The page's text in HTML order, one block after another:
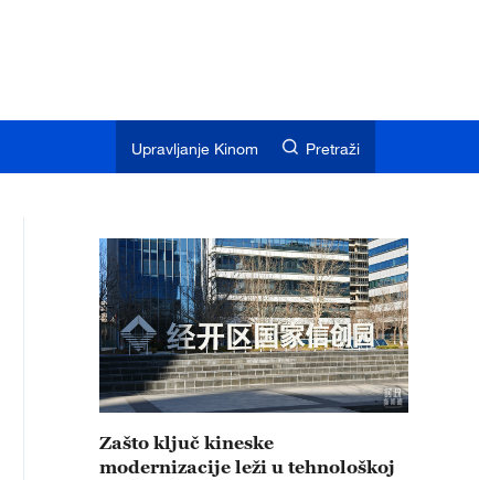
Upravljanje Kinom Pretraži
Zašto ključ kineske
modernizacije leži u tehnološkoj